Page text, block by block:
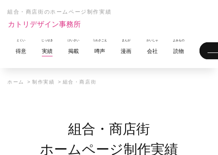
組合・商店街のホームページ制作実績
カトリデザイン事務所
得意 実績 掲載 噂声 漫画 会社 読物
ホーム 制作実績 組合・商店街
組合・商店街
ホームページ制作実績